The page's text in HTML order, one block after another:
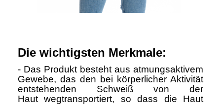
Die wichtigsten Merkmale:
- Das Produkt besteht aus atmungsaktivem
Gewebe, das den bei körperlicher Aktivität
entstehenden Schweiß von der
Haut wegtransportiert, so dass die Haut